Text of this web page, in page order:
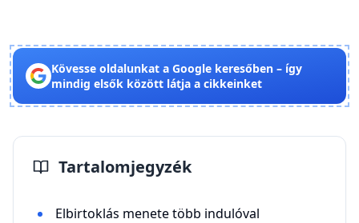
Kövesse oldalunkat a Google keresőben – így
mindig elsők között látja a cikkeinket
Tartalomjegyzék
Elbirtoklás menete több indulóval